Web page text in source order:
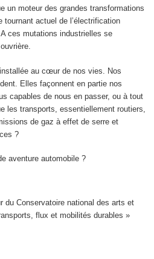
un moteur des grandes transformations
actuel de l’électrification
ces mutations industrielles se
au cœur de nos vies. Nos
Elles façonnent en partie nos
capables de nous en passer, ou à tout
les transports, essentiellement routiers,
de gaz à effet de serre et
?
aventure automobile ?
du Conservatoire national des arts et
flux et mobilités durables »